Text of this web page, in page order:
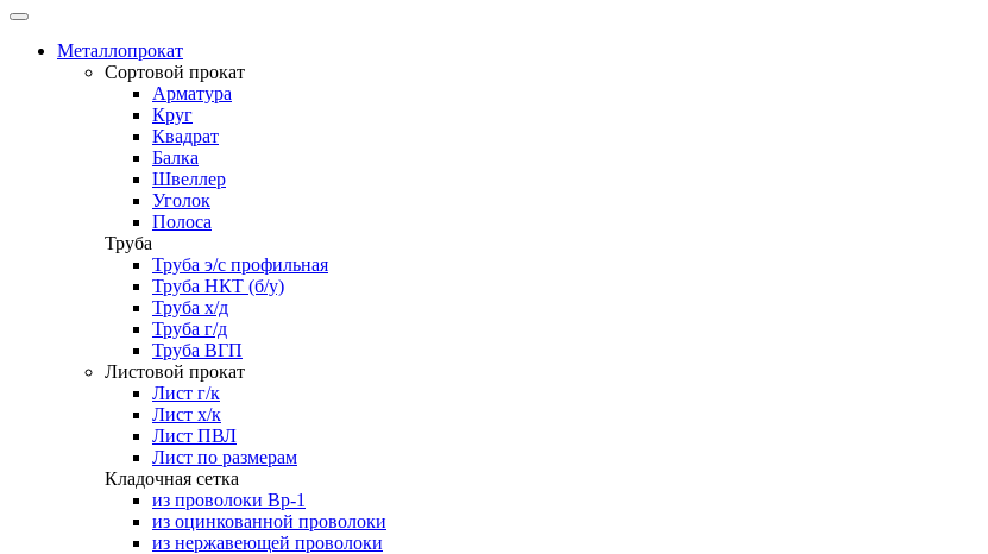
Toggle
navigationМеталлопрокат
Сортовой прокат
Арматура
Круг
Квадрат
Балка
Швеллер
Уголок
Полоса
Труба
Труба э/с профильная
Труба НКТ (б/у)
Труба х/д
Труба г/д
Труба ВГП
Листовой прокат
Лист г/к
Лист х/к
Лист ПВЛ
Лист по размерам
Кладочная сетка
из проволоки Вр-1
из оцинкованной проволоки
из нержавеющей проволоки